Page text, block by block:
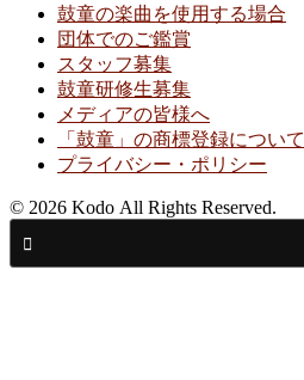
鼓童の楽曲を使用する場合
団体でのご鑑賞
スタッフ募集
鼓童研修生募集
メディアの皆様へ
「鼓童」の商標登録について
プライバシー・ポリシー
© 2026 Kodo All Rights Reserved.